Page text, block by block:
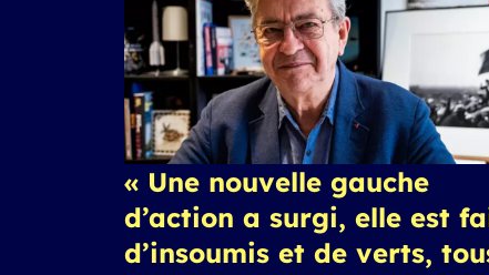
« Une nouvelle gauche
d’action a surgi, elle est
d’insoumis et de verts,